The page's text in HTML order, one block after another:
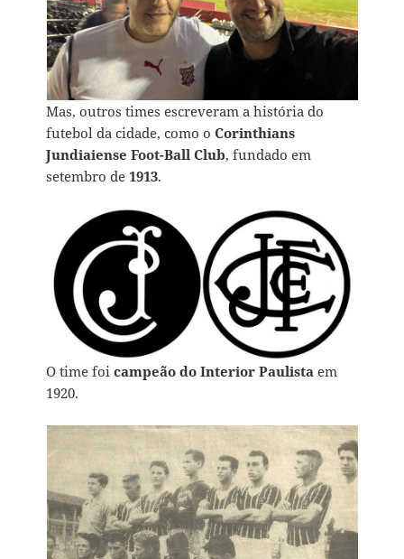
Mas, outros times escreveram a história do
futebol da cidade, como oCorinthians
Jundiaiense Foot-Ball Club, fundado em
setembro de1913.
O time foicampeão do Interior Paulista em
1920.